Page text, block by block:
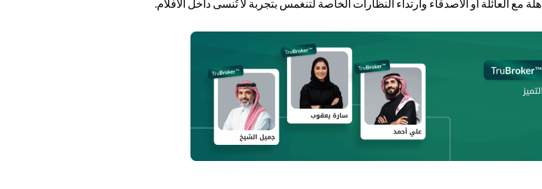
مع العائلة أو الأصدقاء وارتداء النظارات الخاصة لتنغمس بتجربة لا تُنسى داخل الأفلام.